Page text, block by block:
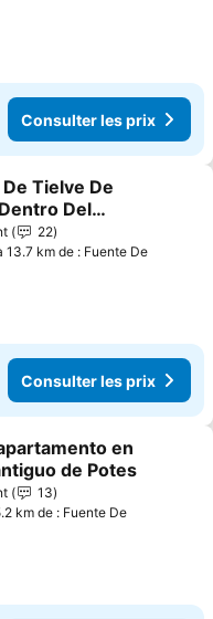
Consulter les prix
à mes favoris
De Tielve De
Del
Picos De
prix
22
13.7 km de : Fuente De
Consulter les prix
à mes favoris
en
de Potes
prix
13
km de : Fuente De